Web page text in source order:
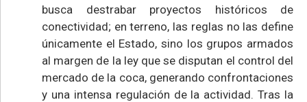
busca destrabar proyectos históricos de
conectividad; en terreno, las reglas no las define
únicamente el Estado, sino los grupos armados
al margen de la ley que se disputan el control del
mercado de la coca, generando confrontaciones
y una intensa regulación de la actividad. Tras la